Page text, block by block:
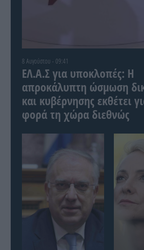
8 Αυγούστου - 09:41
ΕΛ.Α.Σ για υποκλοπές: Η
απροκάλυπτη ώσμωση
και κυβέρνησης εκθέτει
φορά τη χώρα διεθνώς